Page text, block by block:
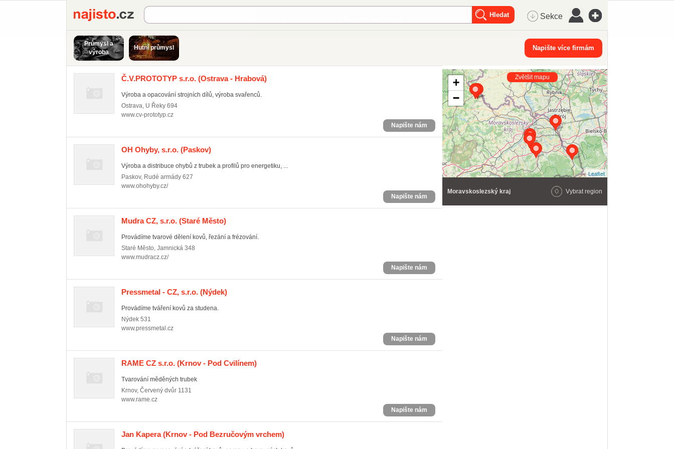
Najisto.cz Sekce
Průmysl a
výroba
Hutní průmysl Napište více firmám
Č.V.PROTOTYP s.r.o. (Ostrava - Hrabová)
Výroba a opacování strojních dílů, výroba svařenců.
Ostrava, U Řeky 694
www.cv-prototyp.cz
Napište nám
OH Ohyby, s.r.o. (Paskov)
Výroba a distribuce ohybů z trubek a profilů pro energetiku, ...
Paskov, Rudé armády 627
www.ohohyby.cz/
Napište nám
Mudra CZ, s.r.o. (Staré Město)
Provádíme tvarové dělení kovů, řezání a frézování.
Staré Město, Jamnická 348
www.mudracz.cz/
Napište nám
Pressmetal - CZ, s.r.o. (Nýdek)
Provádíme tváření kovů za studena.
Nýdek 531
www.pressmetal.cz
Napište nám
RAME CZ s.r.o. (Krnov - Pod Cvilínem)
Tvarování měděných trubek
Krnov, Červený dvůr 1131
www.rame.cz
Napište nám
Jan Kapera(Krnov - Pod Bezručovým vrchem)
+
−
Leaflet
Zvětšit mapu
Moravskoslezský kraj Vybrat region